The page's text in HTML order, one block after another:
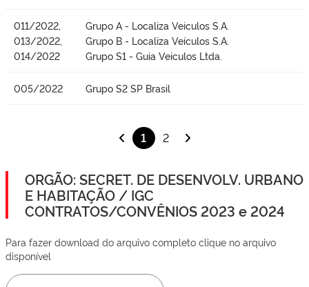
011/2022,
013/2022,
014/2022
Grupo A - Localiza Veiculos S.A.
Grupo B - Localiza Veículos S.A.
Grupo S1 - Guia Veiculos Ltda.
005/2022 Grupo S2 SP Brasil
1 2
ORGÃO: SECRET. DE DESENVOLV. URBANO
E HABITAÇÃO / IGC
CONTRATOS/CONVÊNIOS 2023 e 2024
Para fazer download do arquivo completo clique no arquivo
disponível